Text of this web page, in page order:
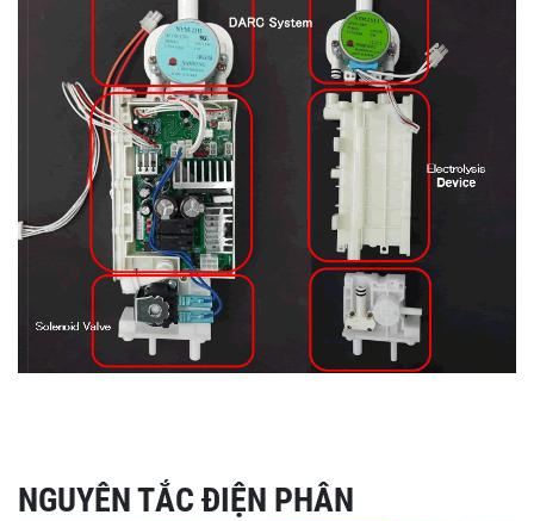
NGUYÊN TẮC ĐIỆN PHÂN